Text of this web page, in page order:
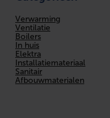
Verwarming
Ventilatie
Boilers
In huis
Elektra
Installatiemateriaal
Sanitair
Afbouwmaterialen